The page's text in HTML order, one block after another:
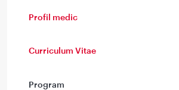
Profil medic
Curriculum Vitae
Program